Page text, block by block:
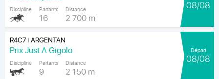
Discipline Partants
16
Distance
2 700 m
08/08
R4C7 |ARGENTAN
Prix Just A Gigolo
Discipline Partants
9
Distance
2 150 m
Départ
08/08